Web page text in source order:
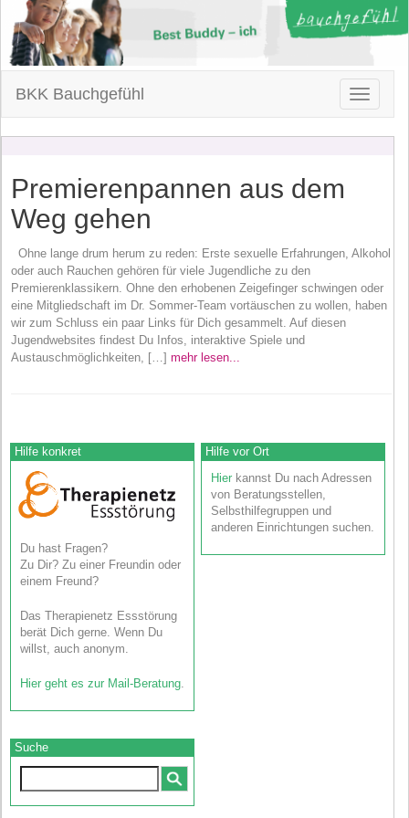
Toggle
BKK Bauchgefühl
Premierenpannen aus dem
Weg gehen
Ohne lange drum herum zu reden: Erste sexuelle Erfahrungen, Alkohol
oder auch Rauchen gehören für viele Jugendliche zu den
Premierenklassikern. Ohne den erhobenen Zeigefinger schwingen oder
eine Mitgliedschaft im Dr. Sommer-Team vortäuschen zu wollen, haben
wir zum Schluss ein paar Links für Dich gesammelt. Auf diesen
Jugendwebsites findest Du Infos, interaktive Spiele und
Austauschmöglichkeiten, […] mehr lesen...
Hilfe konkret
Du hast Fragen?
Zu Dir? Zu einer Freundin oder
einem Freund?
Das Therapienetz Essstörung
berät Dich gerne. Wenn Du
willst, auch anonym.
Hier geht es zur Mail-Beratung.
Hilfe vor Ort
Hier kannst Du nach Adressen
von Beratungsstellen,
Selbsthilfegruppen und
anderen Einrichtungen suchen.
Suche